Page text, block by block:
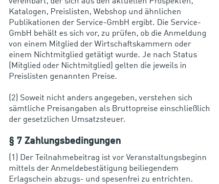
Katalogen, Preislisten, Webshop und ähnlichen
Publikationen der Service-GmbH ergibt. Die Service-
GmbH behält es sich vor, zu prüfen, ob die Anmeldung
von einem Mitglied der Wirtschaftskammern oder
einem Nichtmitglied getätigt wurde. Je nach Status
(Mitglied oder Nichtmitglied) gelten die jeweils in
Preislisten genannten Preise.
(2) Soweit nicht anders angegeben, verstehen sich
sämtliche Preisangaben als Bruttopreise einschließlich
der gesetzlichen Umsatzsteuer.
§ 7 Zahlungsbedingungen
(1) Der Teilnahmebeitrag ist vor Veranstaltungsbeginn
mittels der Anmeldebestätigung beiliegendem
Erlagschein abzugs- und spesenfrei zu entrichten.